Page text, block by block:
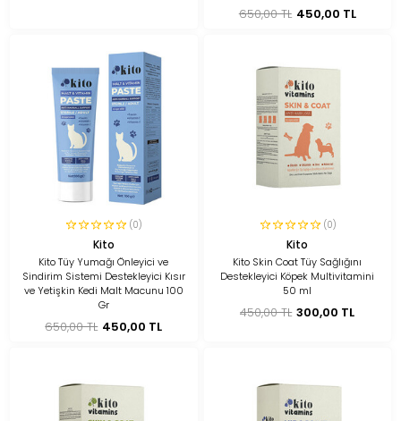
650,00 TL 450,00 TL
(0)
Kito
Kito Tüy Yumağı Önleyici ve
Sindirim Sistemi Destekleyici Kısır
ve Yetişkin Kedi Malt Macunu 100
Gr
650,00 TL 450,00 TL
(0)
Kito
Kito Skin Coat Tüy Sağlığını
Destekleyici Köpek Multivitamini
50 ml
450,00 TL 300,00 TL